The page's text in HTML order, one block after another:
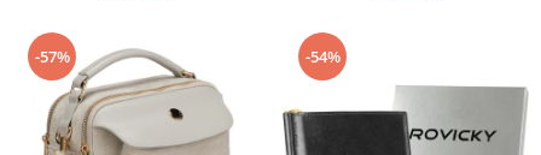
-57% -54%